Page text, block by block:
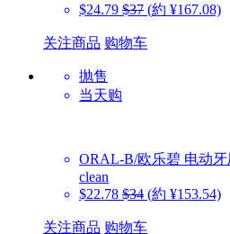
$24.79 $37 (約 ¥167.08)
关注商品 购物车
抛售
当天购
ORAL-B/欧乐碧 电动牙
clean
$22.78 $34 (約 ¥153.54)
关注商品 购物车